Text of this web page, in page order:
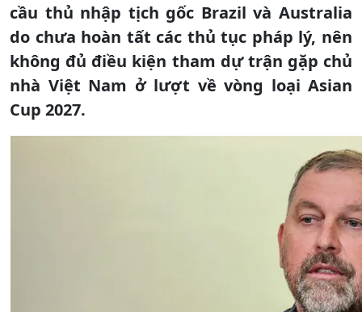
cầu thủ nhập tịch gốc Brazil và Australia
do chưa hoàn tất các thủ tục pháp lý, nên
không đủ điều kiện tham dự trận gặp chủ
nhà Việt Nam ở lượt về vòng loại Asian
Cup 2027.